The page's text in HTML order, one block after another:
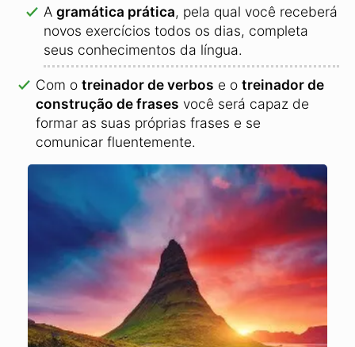
A gramática prática, pela qual você receberá
novos exercícios todos os dias, completa
seus conhecimentos da língua.
Com o treinador de verbos e o treinador de
construção de frases você será capaz de
formar as suas próprias frases e se
comunicar fluentemente.